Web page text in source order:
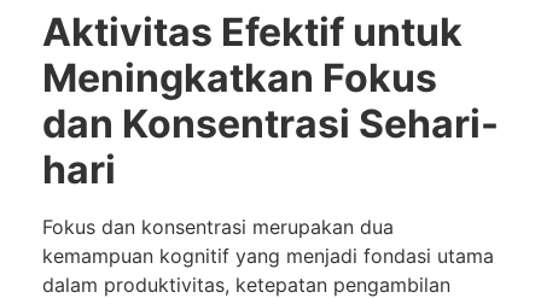
Aktivitas Efektif untuk
Meningkatkan Fokus
dan Konsentrasi Sehari-
hari
Fokus dan konsentrasi merupakan dua
kemampuan kognitif yang menjadi fondasi utama
dalam produktivitas, ketepatan pengambilan